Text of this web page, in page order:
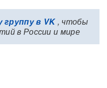
группу в VK, чтобы
в России и мире